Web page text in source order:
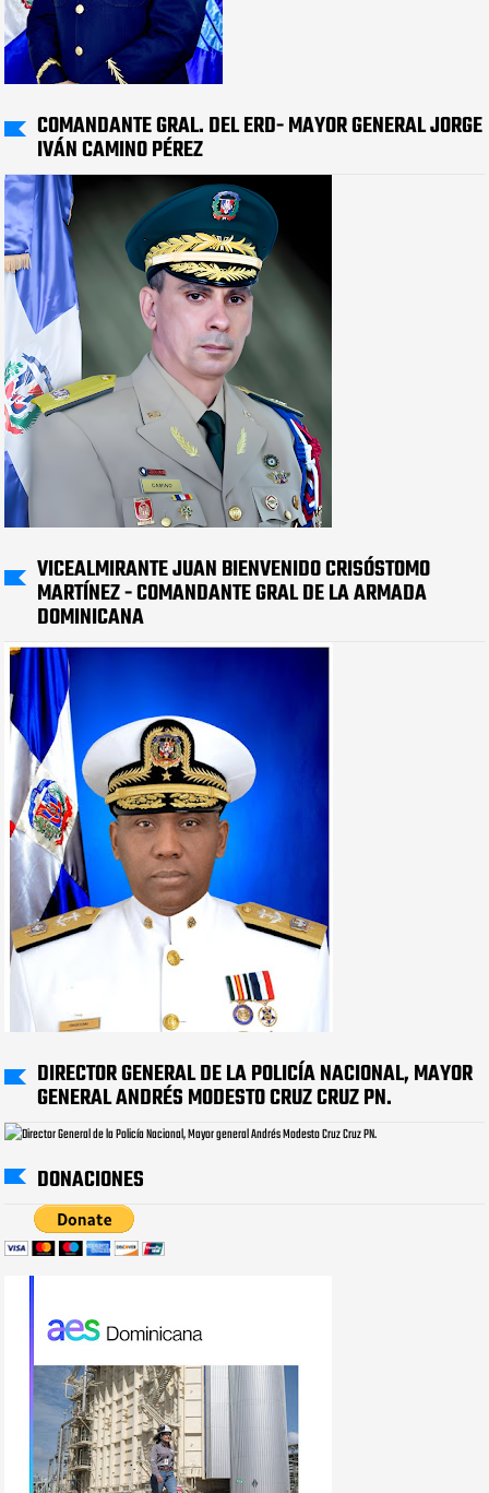
COMANDANTE GRAL. DEL ERD- MAYOR GENERAL JORGE
IVÁN CAMINO PÉREZ
VICEALMIRANTE JUAN BIENVENIDO CRISÓSTOMO
MARTÍNEZ - COMANDANTE GRAL DE LA ARMADA
DOMINICANA
DIRECTOR GENERAL DE LA POLICÍA NACIONAL, MAYOR
GENERAL ANDRÉS MODESTO CRUZ CRUZ PN.
DONACIONES